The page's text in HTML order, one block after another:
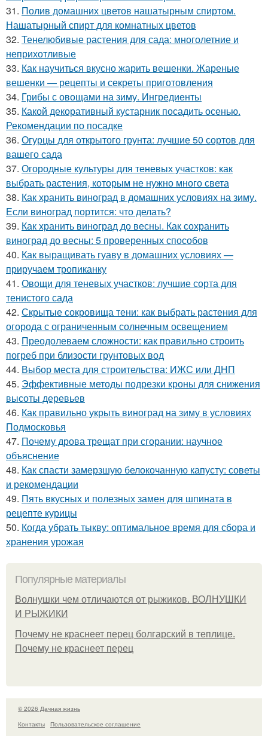
31. Полив домашних цветов нашатырным спиртом.
Нашатырный спирт для комнатных цветов
32. Тенелюбивые растения для сада: многолетние и
неприхотливые
33. Как научиться вкусно жарить вешенки. Жареные
вешенки — рецепты и секреты приготовления
34. Грибы с овощами на зиму. Ингредиенты
35. Какой декоративный кустарник посадить осенью.
Рекомендации по посадке
36. Огурцы для открытого грунта: лучшие 50 сортов для
вашего сада
37. Огородные культуры для теневых участков: как
выбрать растения, которым не нужно много света
38. Как хранить виноград в домашних условиях на зиму.
Если виноград портится: что делать?
39. Как хранить виноград до весны. Как сохранить
виноград до весны: 5 проверенных способов
40. Как выращивать гуаву в домашних условиях —
приручаем тропиканку
41. Овощи для теневых участков: лучшие сорта для
тенистого сада
42. Скрытые сокровища тени: как выбрать растения для
огорода с ограниченным солнечным освещением
43. Преодолеваем сложности: как правильно строить
погреб при близости грунтовых вод
44. Выбор места для строительства: ИЖС или ДНП
45. Эффективные методы подрезки кроны для снижения
высоты деревьев
46. Как правильно укрыть виноград на зиму в условиях
Подмосковья
47. Почему дрова трещат при сгорании: научное
объяснение
48. Как спасти замерзшую белокочанную капусту: советы
и рекомендации
49. Пять вкусных и полезных замен для шпината в
рецепте курицы
50. Когда убрать тыкву: оптимальное время для сбора и
хранения урожая
Популярные материалы
Волнушки чем отличаются от рыжиков. ВОЛНУШКИ
И РЫЖИКИ
Почему не краснеет перец болгарский в теплице.
Почему не краснеет перец
© 2026 Дачная жизнь
Контакты
Пользовательское соглашение